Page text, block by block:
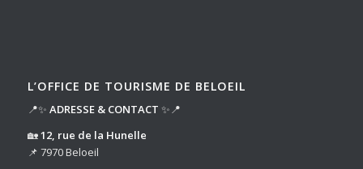
L’OFFICE DE TOURISME DE BELOEIL
📍✨ ADRESSE & CONTACT ✨📍
🏡12, rue de la Hunelle
📌 7970 Beloeil